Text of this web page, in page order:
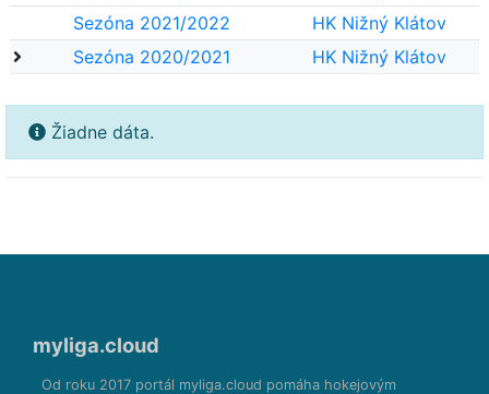
Sezóna 2021/2022
HK Nižný Klátov
Sezóna 2020/2021
HK Nižný Klátov
Žiadne dáta.
myliga.cloud
Od roku 2017 portál myliga.cloud pomáha hokejovým